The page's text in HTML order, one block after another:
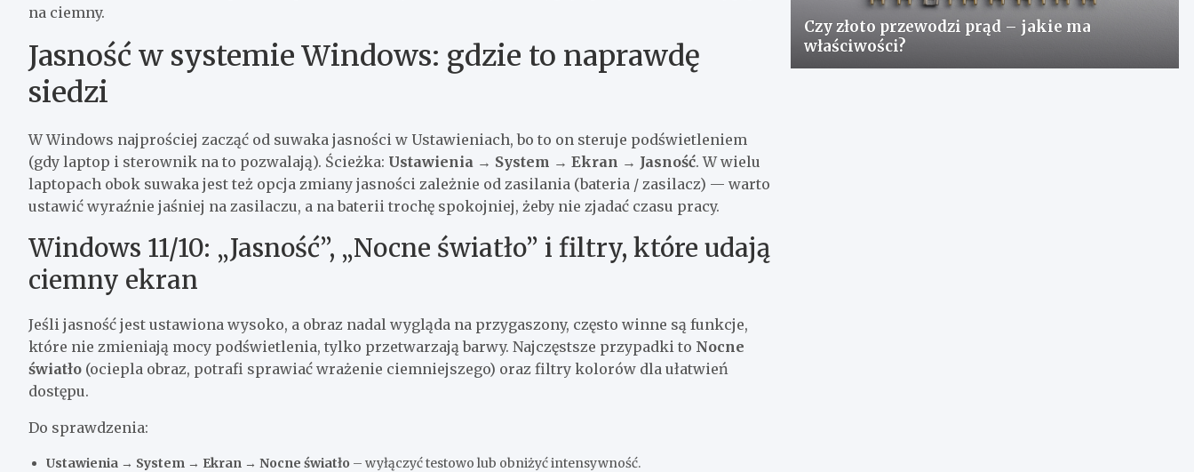
na ciemny.
Jasność w systemie Windows: gdzie to naprawdę
siedzi
W Windows najprościej zacząć od suwaka jasności w Ustawieniach, bo to on steruje podświetleniem
(gdy laptop i sterownik na to pozwalają). Ścieżka: Ustawienia → System → Ekran → Jasność. W wielu
laptopach obok suwaka jest też opcja zmiany jasności zależnie od zasilania (bateria / zasilacz) — warto
ustawić wyraźnie jaśniej na zasilaczu, a na baterii trochę spokojniej, żeby nie zjadać czasu pracy.
Windows 11/10: „Jasność”, „Nocne światło” i filtry, które udają
ciemny ekran
Jeśli jasność jest ustawiona wysoko, a obraz nadal wygląda na przygaszony, często winne są funkcje,
które nie zmieniają mocy podświetlenia, tylko przetwarzają barwy. Najczęstsze przypadki to Nocne
światło (ociepla obraz, potrafi sprawiać wrażenie ciemniejszego) oraz filtry kolorów dla ułatwień
dostępu.
Do sprawdzenia:
Ustawienia → System → Ekran → Nocne światło – wyłączyć testowo lub obniżyć intensywność.
Czy złoto przewodzi prąd – jakie ma
właściwości?